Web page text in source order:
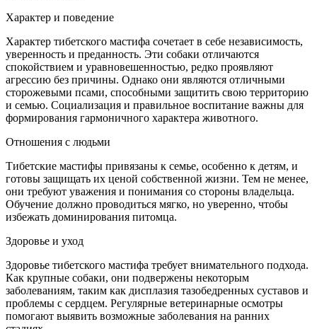
Характер и поведение
Характер тибетского мастифа сочетает в себе независимость,
уверенность и преданность. Эти собаки отличаются
спокойствием и уравновешенностью, редко проявляют
агрессию без причины. Однако они являются отличными
сторожевыми псами, способными защитить свою территорию
и семью. Социализация и правильное воспитание важны для
формирования гармоничного характера животного.
Отношения с людьми
Тибетские мастифы привязаны к семье, особенно к детям, и
готовы защищать их ценой собственной жизни. Тем не менее,
они требуют уважения и понимания со стороны владельца.
Обучение должно проводиться мягко, но уверенно, чтобы
избежать доминирования питомца.
Здоровье и уход
Здоровье тибетского мастифа требует внимательного подхода.
Как крупные собаки, они подвержены некоторым
заболеваниям, таким как дисплазия тазобедренных суставов и
проблемы с сердцем. Регулярные ветеринарные осмотры
помогают выявить возможные заболевания на ранних